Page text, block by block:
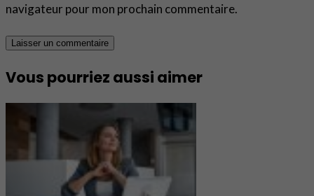
navigateur pour mon prochain commentaire.
Vous pourriez aussi aimer